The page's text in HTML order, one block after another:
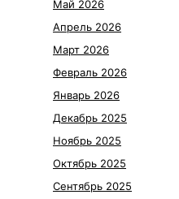
Май 2026
Апрель 2026
Март 2026
Февраль 2026
Январь 2026
Декабрь 2025
Ноябрь 2025
Октябрь 2025
Сентябрь 2025